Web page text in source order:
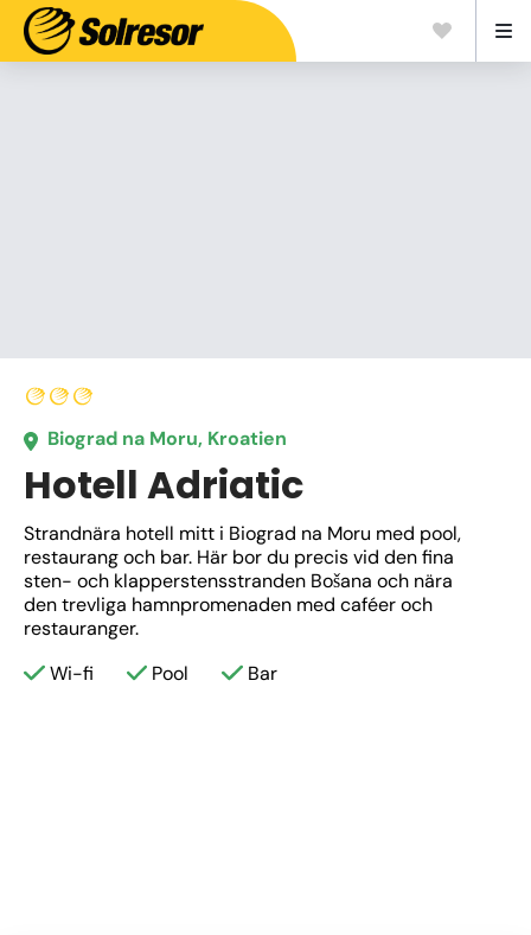
Biograd na Moru, Kroatien
Hotell Adriatic
Strandnära hotell mitt i Biograd na Moru med pool,
restaurang och bar. Här bor du precis vid den fina
sten- och klapperstensstranden Bošana och nära
den trevliga hamnpromenaden med caféer och
restauranger.
Wi-fi
Pool Bar